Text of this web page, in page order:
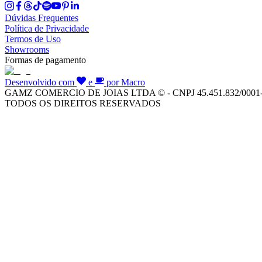
Dúvidas Frequentes
Política de Privacidade
Termos de Uso
Showrooms
Formas de pagamento
Desenvolvido com e
por Macro
GAMZ COMERCIO DE JOIAS LTDA © - CNPJ 45.451.832/
TODOS OS DIREITOS RESERVADOS